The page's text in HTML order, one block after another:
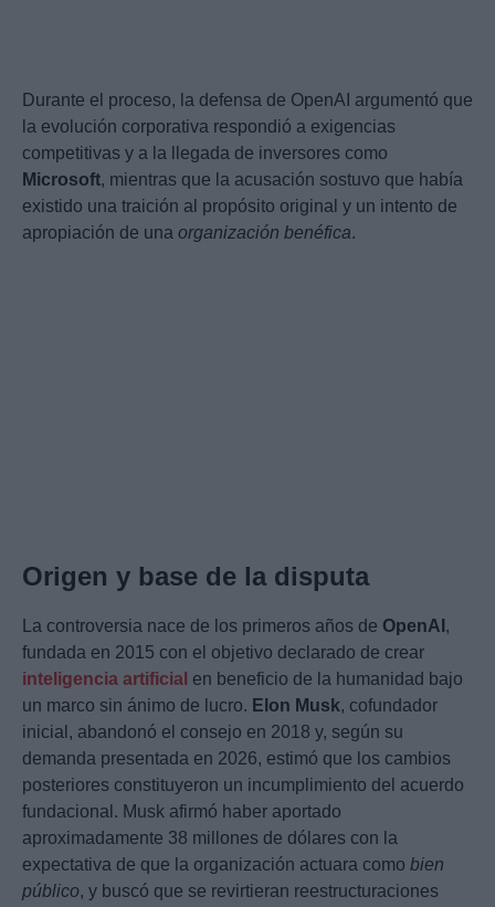
Durante el proceso, la defensa de OpenAI argumentó que
la evolución corporativa respondió a exigencias
competitivas y a la llegada de inversores como
Microsoft, mientras que la acusación sostuvo que había
existido una traición al propósito original y un intento de
apropiación de una organización benéfica.
Origen y base de la disputa
La controversia nace de los primeros años de OpenAI ,
fundada en 2015 con el objetivo declarado de crear
inteligencia artificial en beneficio de la humanidad bajo
un marco sin ánimo de lucro. Elon Musk, cofundador
inicial, abandonó el consejo en 2018 y, según su
demanda presentada en 2026, estimó que los cambios
posteriores constituyeron un incumplimiento del acuerdo
fundacional. Musk afirmó haber aportado
aproximadamente 38 millones de dólares con la
expectativa de que la organización actuara como bien
público, y buscó que se revirtieran reestructuraciones